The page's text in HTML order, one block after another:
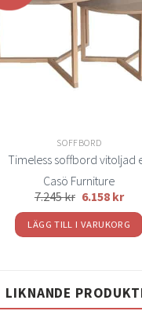
SOFFBORD
Timeless soffbord vitoljad
Casö Furniture
7.245kr 6.158 kr
LÄGG TILL I VARUKORG
LIKNANDE